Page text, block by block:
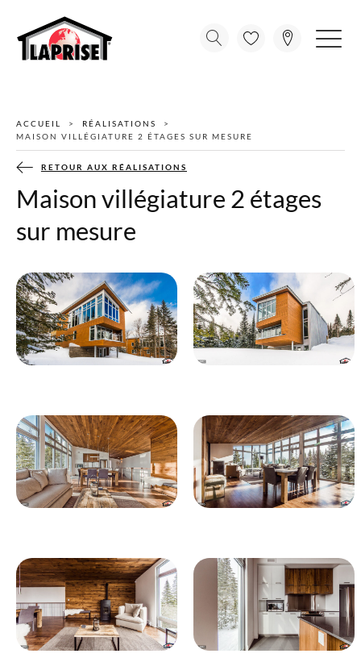
ACCUEIL
RÉALISATIONS
MAISON VILLÉGIATURE 2 ÉTAGES SUR MESURE
RETOUR AUX RÉALISATIONS
Maison villégiature 2 étages
sur mesure